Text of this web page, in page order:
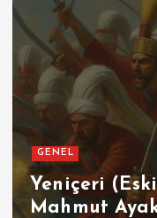
GENEL SPOR
Futbolun
İspanya